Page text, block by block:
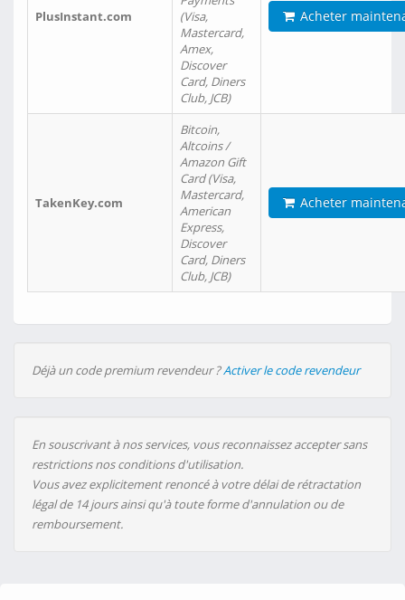
PlusInstant.com
(Visa,
Mastercard,
Amex,
Discover
Card, Diners
Club, JCB)
Acheter
TakenKey.com
Bitcoin,
Altcoins /
Amazon Gift
Card (Visa,
Mastercard,
American
Express,
Discover
Card, Diners
Club, JCB)
Acheter
Déjà un code premium revendeur ?Activer le code revendeur
En souscrivant à nos services, vous reconnaissez accepter sans
restrictions nos conditions d'utilisation.
Vous avez explicitement renoncé à votre délai de rétractation
légal de 14 jours ainsi qu'à toute forme d'annulation ou de
remboursement.